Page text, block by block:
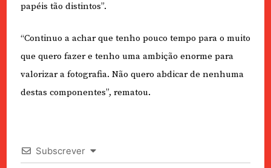
papéis tão distintos”.
“Continuo a achar que tenho pouco tempo para o muito
que quero fazer e tenho uma ambição enorme para
valorizar a fotografia. Não quero abdicar de nenhuma
destas componentes”, rematou.
Subscrever